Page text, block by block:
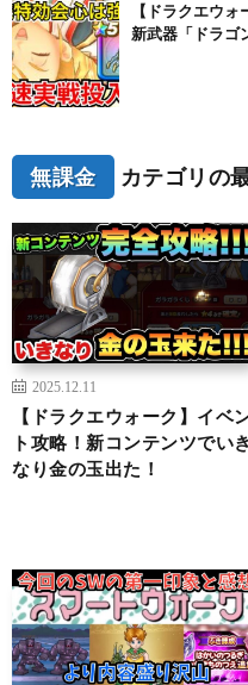
【ドラクエウ
新武器「ドラゴ
無課金 カテゴリの
2025.12.11
【ドラクエウォーク】イベ
ト攻略！新コンテンツでいき
なり金の玉出た！